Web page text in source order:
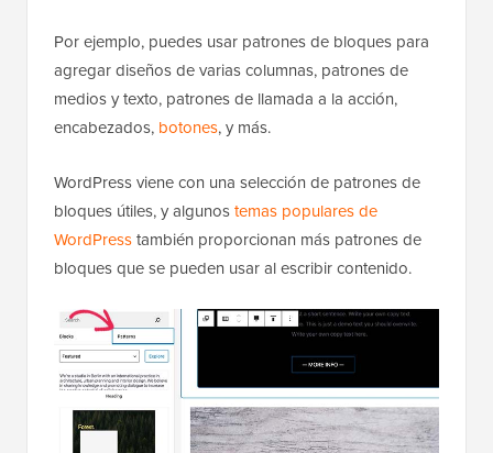
Por ejemplo, puedes usar patrones de bloques para
agregar diseños de varias columnas, patrones de
medios y texto, patrones de llamada a la acción,
encabezados, botones, y más.
WordPress viene con una selección de patrones de
bloques útiles, y algunostemas populares de
WordPresstambién proporcionan más patrones de
bloques que se pueden usar al escribir contenido.